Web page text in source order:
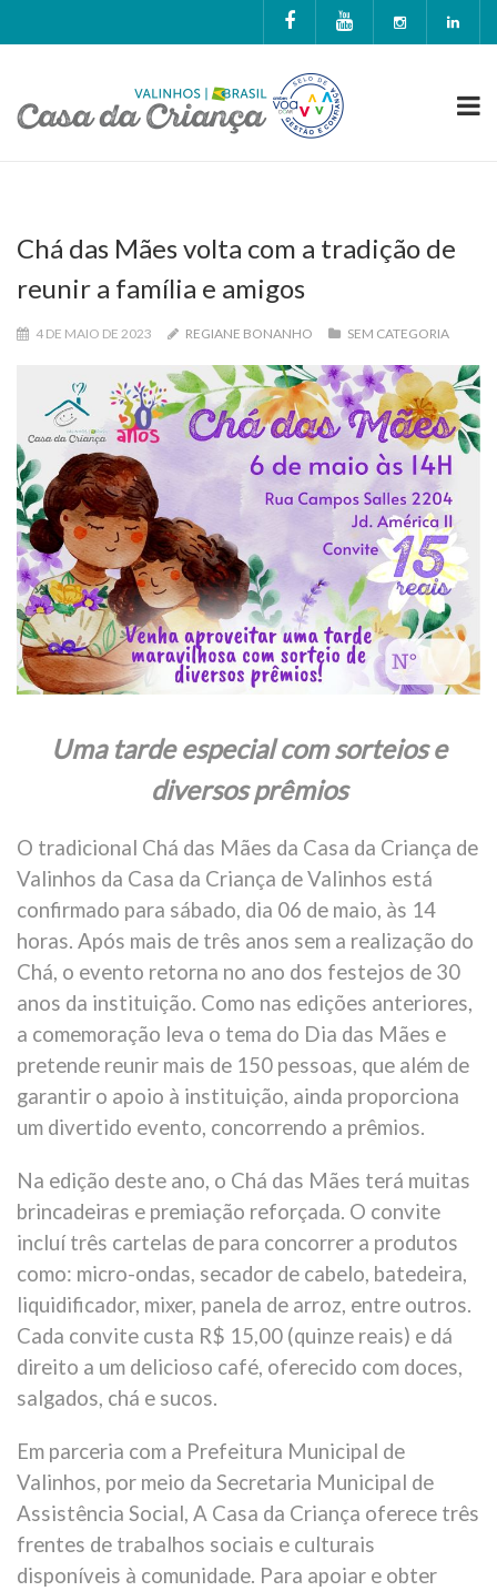
Chá das Mães volta com a tradição de
reunir a família e amigos
4 DE MAIO DE 2023 REGIANE BONANHO SEM CATEGORIA
Uma tarde especial com sorteios e
diversos prêmios
O tradicional Chá das Mães da Casa da Criança de
Valinhos da Casa da Criança de Valinhos está
confirmado para sábado, dia 06 de maio, às 14
horas. Após mais de três anos sem a realização do
Chá, o evento retorna no ano dos festejos de 30
anos da instituição. Como nas edições anteriores,
a comemoração leva o tema do Dia das Mães e
pretende reunir mais de 150 pessoas, que além de
garantir o apoio à instituição, ainda proporciona
um divertido evento, concorrendo a prêmios.
Na edição deste ano, o Chá das Mães terá muitas
brincadeiras e premiação reforçada. O convite
incluí três cartelas de para concorrer a produtos
como: micro-ondas, secador de cabelo, batedeira,
liquidificador, mixer, panela de arroz, entre outros.
Cada convite custa R$ 15,00 (quinze reais) e dá
direito a um delicioso café, oferecido com doces,
salgados, chá e sucos.
Em parceria com a Prefeitura Municipal de
Valinhos, por meio da Secretaria Municipal de
Assistência Social, A Casa da Criança oferece três
frentes de trabalhos sociais e culturais
disponíveis à comunidade. Para apoiar e obter